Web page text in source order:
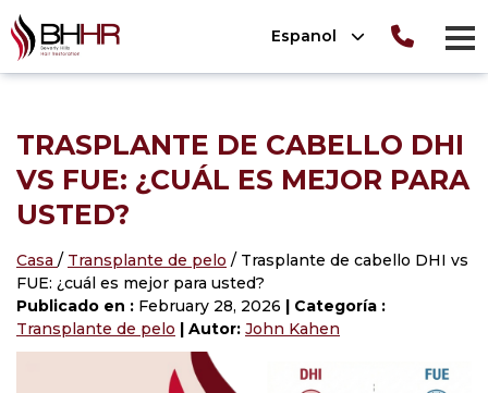
Please
note:
This
includes
an
accessibility
Espanol
DE
101
De Barba
cuero
del
Cabello
Cabello
cabello
de cabello
sobre
trasplante
línea
TRASPLANTE DE CABELLO DHI
VS FUE: ¿CUÁL ES MEJOR PARA
USTED?
Casa / Transplante de pelo / Trasplante de cabello DHI vs
FUE: ¿cuál es mejor para usted?
Publicado en : February 28, 2026 | Categoría :
Transplante de pelo | Autor: John Kahen